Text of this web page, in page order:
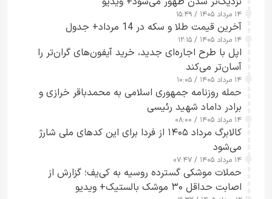
۱۴ مرداد ۱۴۰۵ / ۱۵:۴۹
آخرین قیمت طلا و سکه در 14 مرداد+ جدول
۱۴ مرداد ۱۴۰۵ / ۱۲:۱۵
اپل با طرح اجاره‌ای جدید، خرید آیفون‌های گران‌تر را
آسان‌تر می‌کند
۱۴ مرداد ۱۴۰۵ / ۱۰:۰۵
حمله روزنامه جمهوری اسلامی به محمدباقر خرازی و
برادر داماد شهید رئیسی
۱۴ مرداد ۱۴۰۵ / ۰۸:۰۰
کالابرگ مرداد ۱۴۰۵ از فردا برای این کدهای ملی شارژ
می‌شود
۱۴ مرداد ۱۴۰۵ / ۰۷:۴۷
حملات موشکی گسترده روسیه به کی‌یف؛ گزارش از
اصابت حداقل ۳۰ موشک بالستیک+ ویدیو